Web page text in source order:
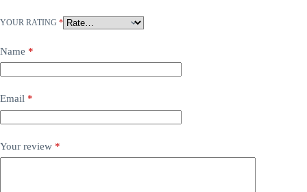
YOUR RATING *
Name *
Email *
Your review *